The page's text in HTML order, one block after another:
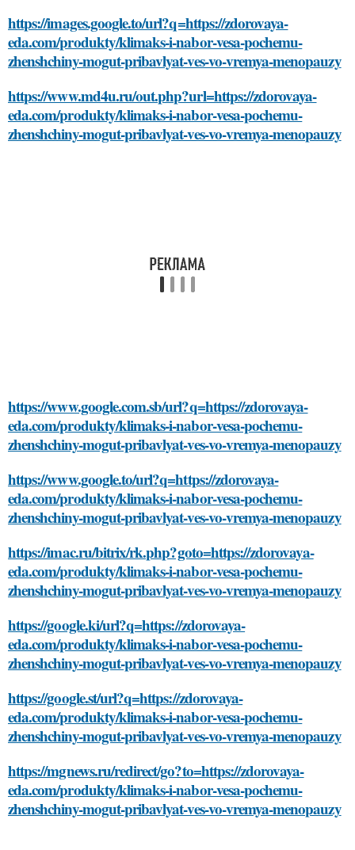
https://images.google.to/url?q=https://zdorovaya-
eda.com/produkty/klimaks-i-nabor-vesa-pochemu-
zhenshchiny-mogut-pribavlyat-ves-vo-vremya-menopauzy
https://www.md4u.ru/out.php?url=https://zdorovaya-
eda.com/produkty/klimaks-i-nabor-vesa-pochemu-
zhenshchiny-mogut-pribavlyat-ves-vo-vremya-menopauzy
https://www.google.com.sb/url?q=https://zdorovaya-
eda.com/produkty/klimaks-i-nabor-vesa-pochemu-
zhenshchiny-mogut-pribavlyat-ves-vo-vremya-menopauzy
https://www.google.to/url?q=https://zdorovaya-
eda.com/produkty/klimaks-i-nabor-vesa-pochemu-
zhenshchiny-mogut-pribavlyat-ves-vo-vremya-menopauzy
https://imac.ru/bitrix/rk.php?goto=https://zdorovaya-
eda.com/produkty/klimaks-i-nabor-vesa-pochemu-
zhenshchiny-mogut-pribavlyat-ves-vo-vremya-menopauzy
https://google.ki/url?q=https://zdorovaya-
eda.com/produkty/klimaks-i-nabor-vesa-pochemu-
zhenshchiny-mogut-pribavlyat-ves-vo-vremya-menopauzy
https://google.st/url?q=https://zdorovaya-
eda.com/produkty/klimaks-i-nabor-vesa-pochemu-
zhenshchiny-mogut-pribavlyat-ves-vo-vremya-menopauzy
https://mgnews.ru/redirect/go?to=https://zdorovaya-
eda.com/produkty/klimaks-i-nabor-vesa-pochemu-
zhenshchiny-mogut-pribavlyat-ves-vo-vremya-menopauzy